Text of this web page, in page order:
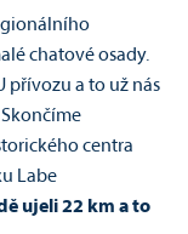
chatové osady.
přívozu a to už nás
Skončíme
centra
Labe
ujeli 22 km a to